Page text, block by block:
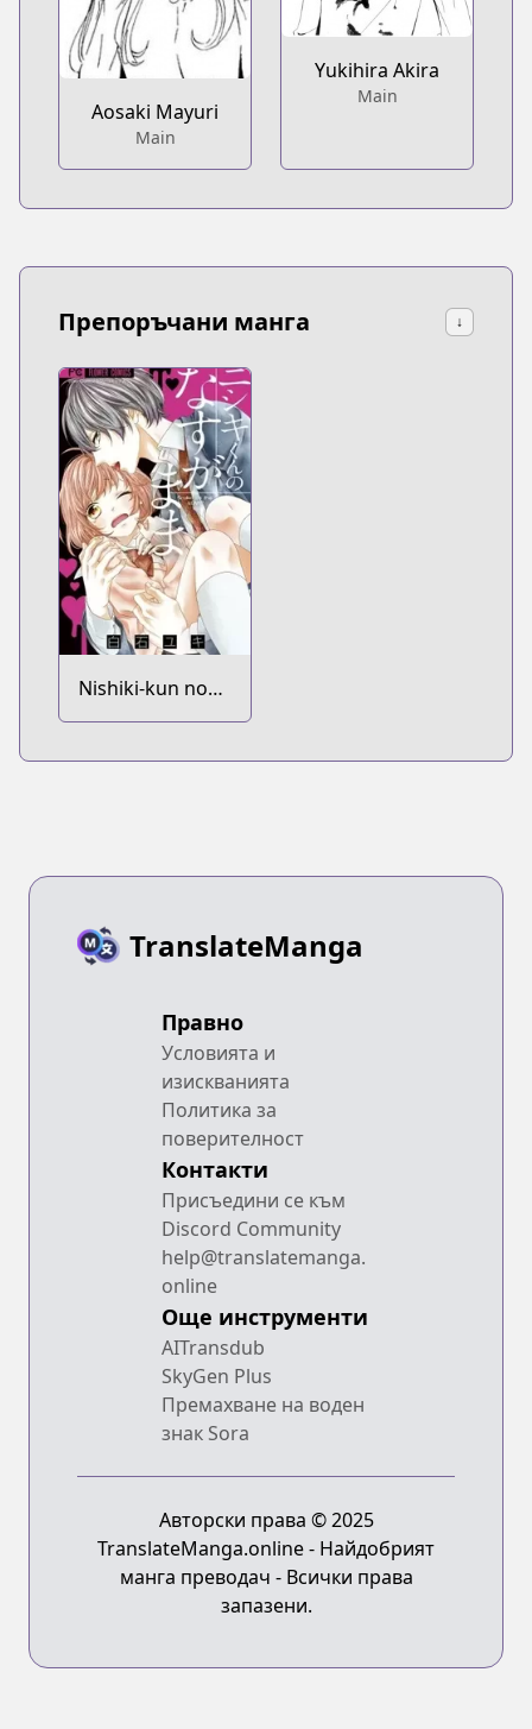
Aosaki Mayuri
Main
Yukihira Akira
Main
Препоръчани манга ↓
Nishiki-kun no
Nasugamama
TranslateManga
Правно
Условията и
изискванията
Политика за
поверителност
Контакти
Присъедини се към
Discord Community
help@translatemanga.
online
Още инструменти
AITransdub
SkyGen Plus
Премахване на воден
знак Sora
Авторски права © 2025
TranslateManga.online - Найдобрият
манга преводач - Всички права
запазени.